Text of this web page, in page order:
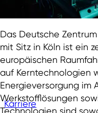
Karriere
Das Deutsche
mit Sitz in Köln ist ein
europäischen
auf Kerntechnologien
Energieversorgung im
Werkstofflösungen
Technologien sind